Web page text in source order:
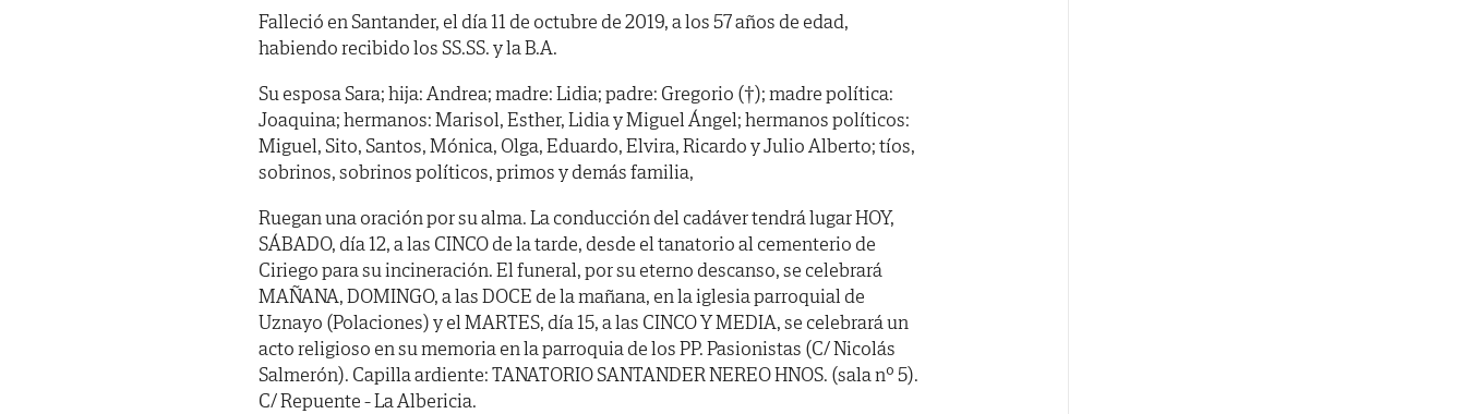
Falleció en Santander, el día 11 de octubre de 2019, a los 57 años de edad,
habiendo recibido los SS.SS. y la B.A.
Su esposa Sara; hija: Andrea; madre: Lidia; padre: Gregorio (†); madre política:
Joaquina; hermanos: Marisol, Esther, Lidia y Miguel Ángel; hermanos políticos:
Miguel, Sito, Santos, Mónica, Olga, Eduardo, Elvira, Ricardo y Julio Alberto; tíos,
sobrinos, sobrinos políticos, primos y demás familia,
Ruegan una oración por su alma. La conducción del cadáver tendrá lugar HOY,
SÁBADO, día 12, a las CINCO de la tarde, desde el tanatorio al cementerio de
Ciriego para su incineración. El funeral, por su eterno descanso, se celebrará
MAÑANA, DOMINGO, a las DOCE de la mañana, en la iglesia parroquial de
Uznayo (Polaciones) y el MARTES, día 15, a las CINCO Y MEDIA, se celebrará un
acto religioso en su memoria en la parroquia de los PP. Pasionistas (C/ Nicolás
Salmerón). Capilla ardiente: TANATORIO SANTANDER NEREO HNOS. (sala nº 5).
C/ Repuente - La Albericia.